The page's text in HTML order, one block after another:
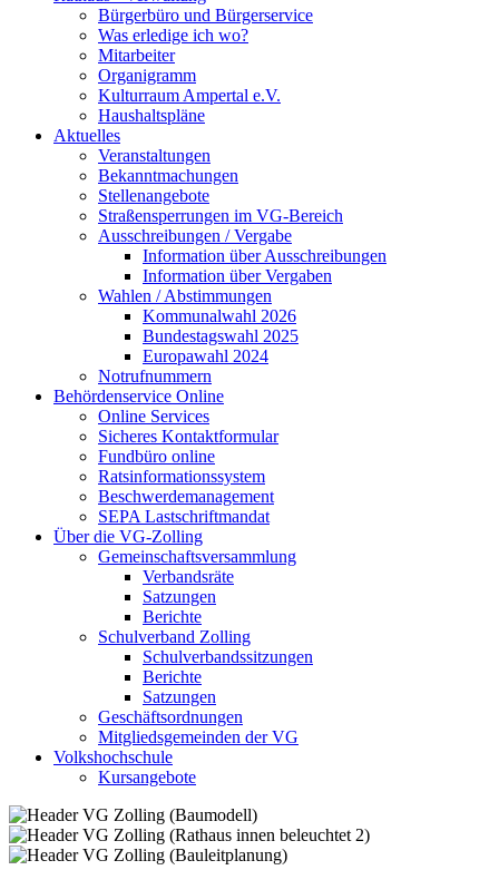
Bürgerbüro und Bürgerservice
Was erledige ich wo?
Mitarbeiter
Organigramm
Kulturraum Ampertal e.V.
Haushaltspläne
Aktuelles
Veranstaltungen
Bekanntmachungen
Stellenangebote
Straßensperrungen im VG-Bereich
Ausschreibungen / Vergabe
Information über Ausschreibungen
Information über Vergaben
Wahlen / Abstimmungen
Kommunalwahl 2026
Bundestagswahl 2025
Europawahl 2024
Notrufnummern
Behördenservice Online
Online Services
Sicheres Kontaktformular
Fundbüro online
Ratsinformationssystem
Beschwerdemanagement
SEPA Lastschriftmandat
Über die VG-Zolling
Gemeinschaftsversammlung
Verbandsräte
Satzungen
Berichte
Schulverband Zolling
Schulverbandssitzungen
Berichte
Satzungen
Geschäftsordnungen
Mitgliedsgemeinden der VG
Volkshochschule
Kursangebote